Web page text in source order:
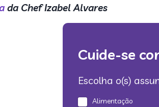
da Chef Izabel Alvares